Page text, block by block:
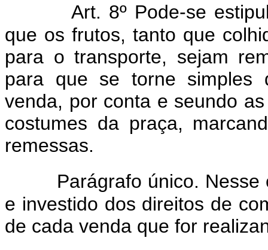
Art. 8º Pode-se
que os frutos, tanto que
para o transporte, sejam
para que se torne simples
venda, por conta e seundo
costumes da praça,
remessas.
Parágrafo único.
e investido dos direitos de
de cada venda que for